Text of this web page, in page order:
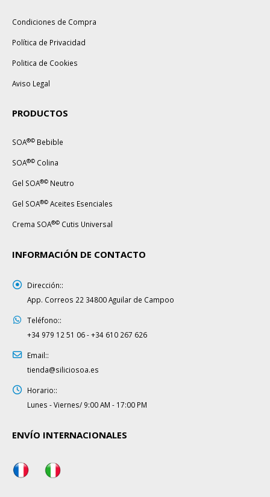
Condiciones de Compra
Política de Privacidad
Politica de Cookies
Aviso Legal
PRODUCTOS
SOA®© Bebible
SOA®© Colina
Gel SOA®© Neutro
Gel SOA®© Aceites Esenciales
Crema SOA®© Cutis Universal
INFORMACIÓN DE CONTACTO
Dirección::
App. Correos 22 34800 Aguilar de Campoo
Teléfono::
+34 979 12 51 06 - +34 610 267 626
Email::
tienda@siliciosoa.es
Horario::
Lunes - Viernes/ 9:00 AM - 17:00 PM
ENVÍO INTERNACIONALES